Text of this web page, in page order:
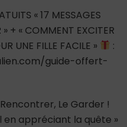
« 17 MESSAGES
» + « COMMENT EXCITER
UNE FILLE FACILE »
:
guide-offert-
Le Garder !
en appréciant la quête »